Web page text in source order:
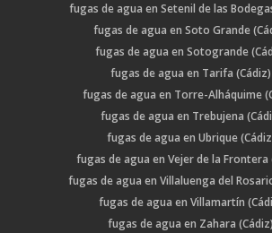
fugas de agua en Setenil de las
fugas de agua en Soto Grande
fugas de agua en Sotogrande
fugas de agua en Tarifa (Cádiz)
fugas de agua en Torre-Alháquime
fugas de agua en Trebujena
fugas de agua en Ubrique
fugas de agua en Vejer de la Frontera
fugas de agua en Villaluenga del
fugas de agua en Villamartín
fugas de agua en Zahara (Cádiz)